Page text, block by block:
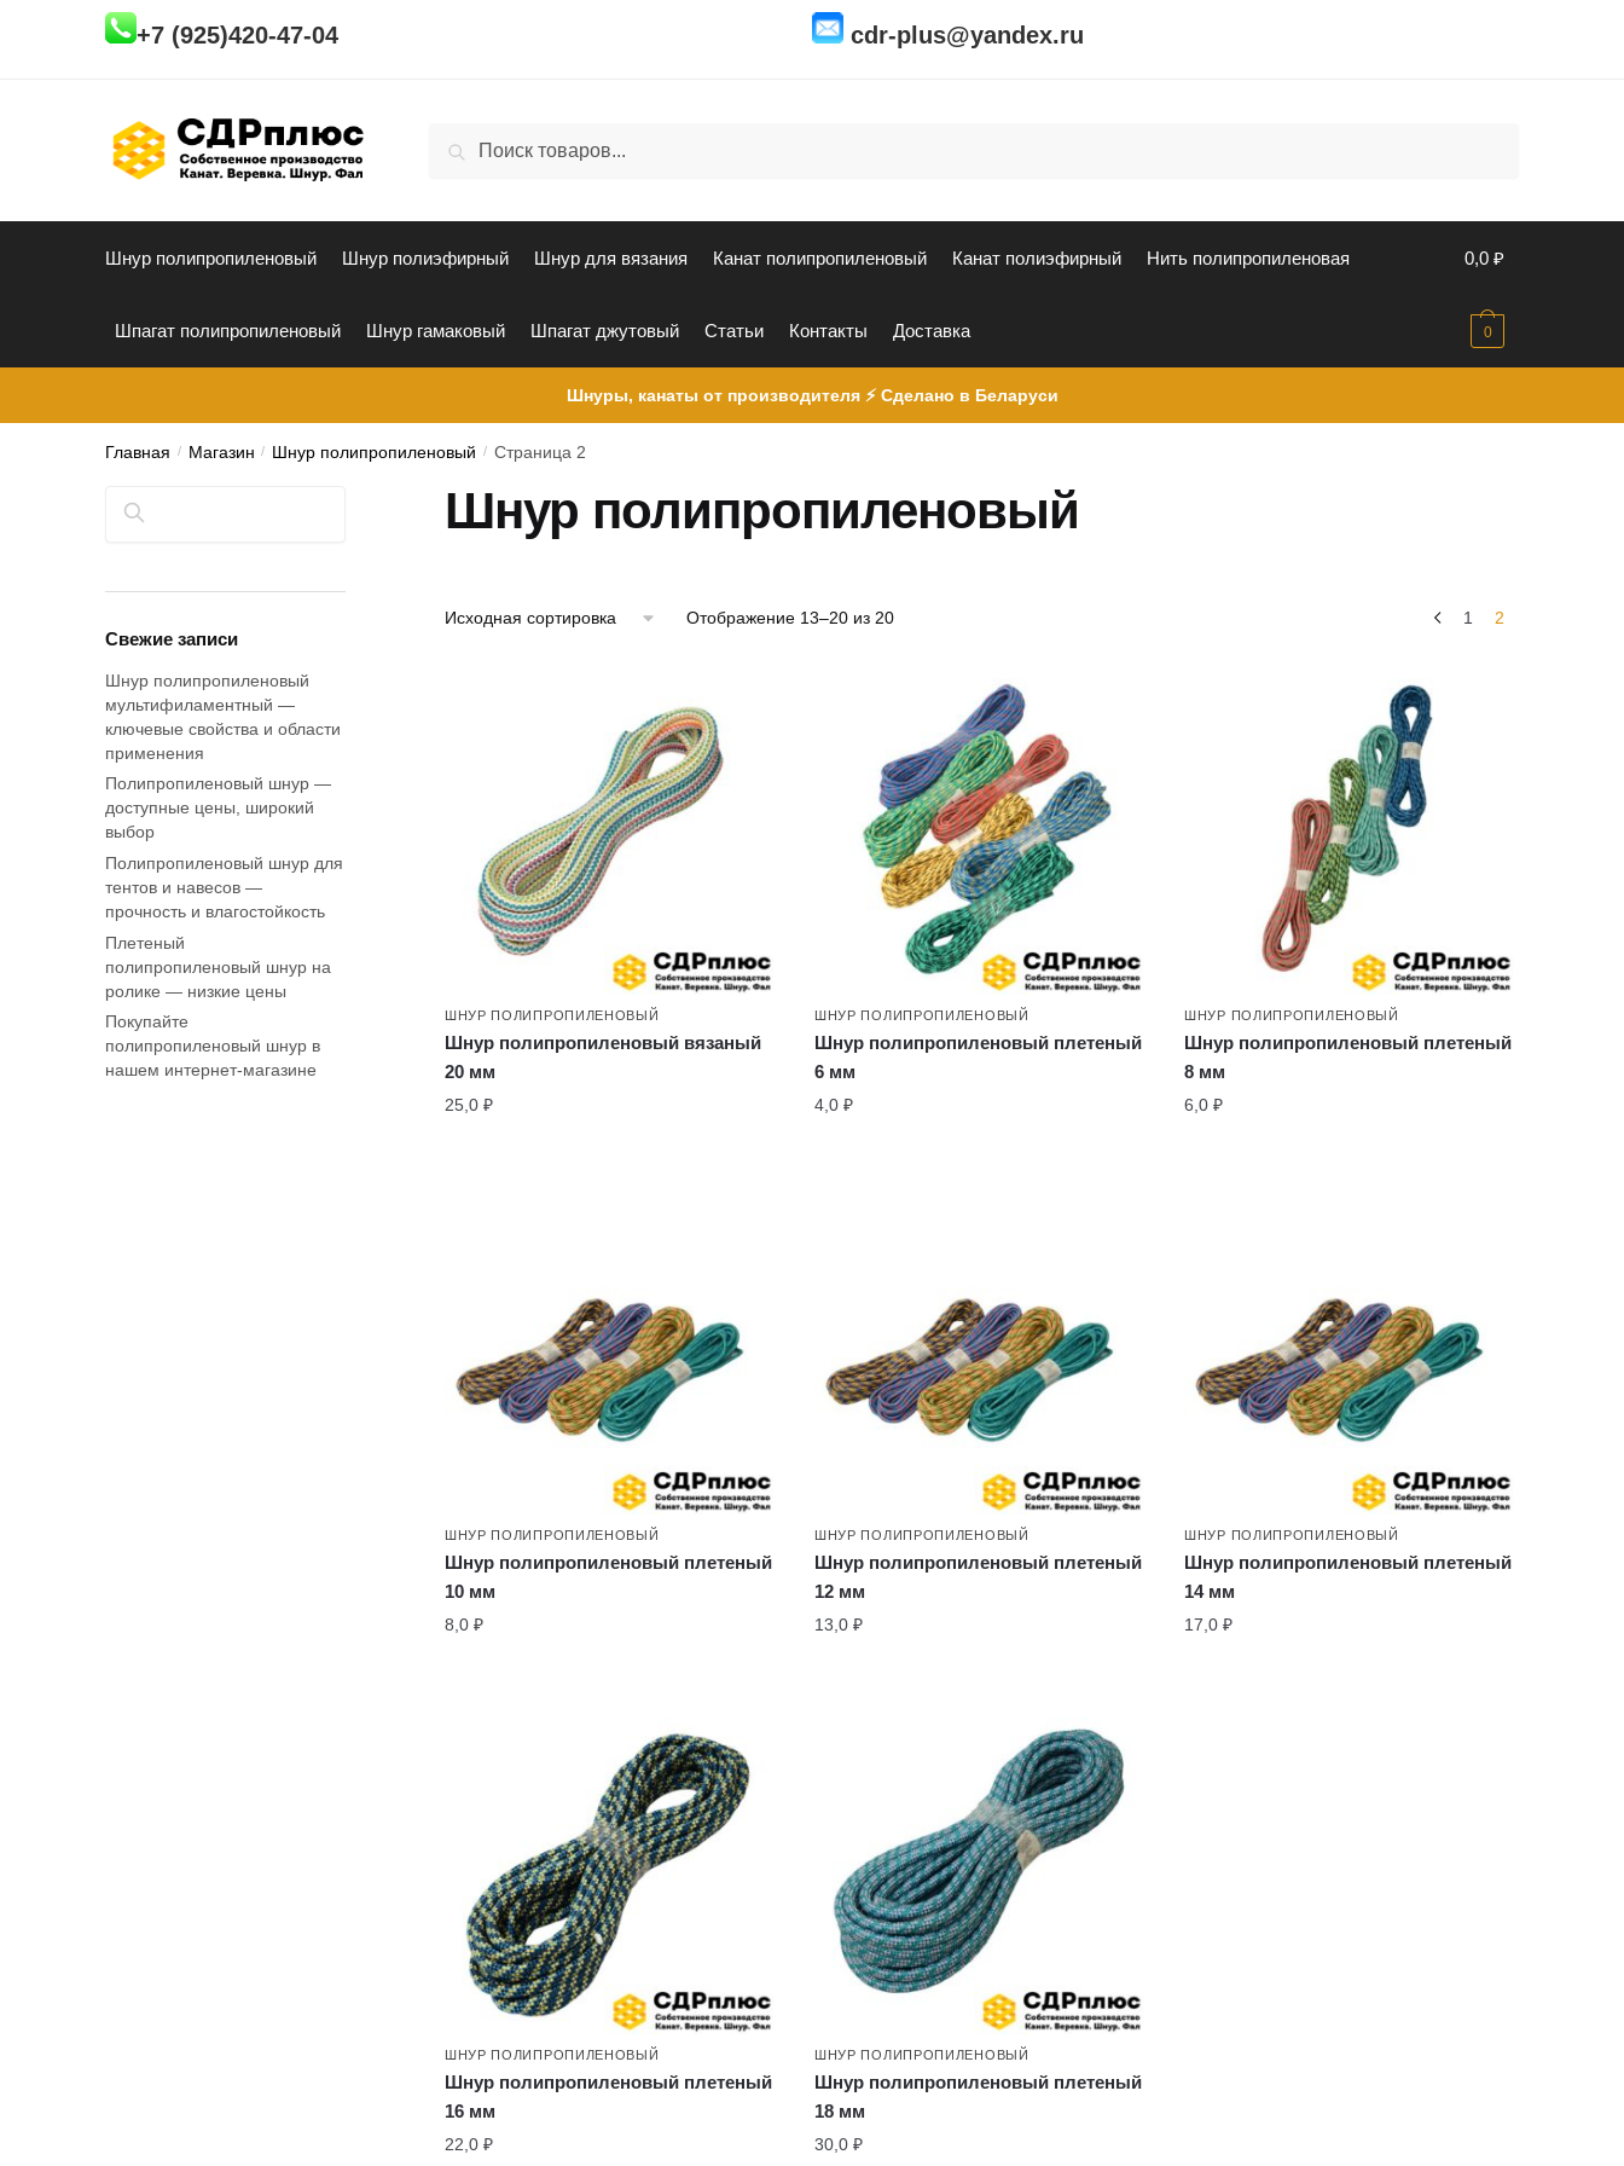
+7 (925)420-47-04 cdr-plus@yandex.ru
Поиск
Шнур полипропиленовый Шнур полиэфирный Шнур для вязания Канат полипропиленовый Канат полиэфирный Нить полипропиленовая
Шпагат полипропиленовый Шнур гамаковый Шпагат джутовый Статьи Контакты Доставка
0,0₽
0
Шнуры, канаты от производителя ⚡ Сделано в Беларуси
Главная / Магазин / Шнур полипропиленовый / Страница 2
Шнур полипропиленовый
Отображение 13–20 из 20 1 2
ШНУР ПОЛИПРОПИЛЕНОВЫЙ
Шнур полипропиленовый вязаный
20 мм
25,0 ₽
ШНУР ПОЛИПРОПИЛЕНОВЫЙ
Шнур полипропиленовый плетеный
6 мм
4,0 ₽
ШНУР ПОЛИПРОПИЛЕНОВЫЙ
Шнур полипропиленовый плетеный
8 мм
6,0₽
ШНУР ПОЛИПРОПИЛЕНОВЫЙ
Шнур полипропиленовый плетеный
10 мм
8,0 ₽
ШНУР ПОЛИПРОПИЛЕНОВЫЙ
Шнур полипропиленовый плетеный
12 мм
13,0 ₽
ШНУР ПОЛИПРОПИЛЕНОВЫЙ
Шнур полипропиленовый плетеный
14 мм
17,0₽
ШНУР ПОЛИПРОПИЛЕНОВЫЙ
Шнур полипропиленовый плетеный
16 мм
22,0 ₽
ШНУР ПОЛИПРОПИЛЕНОВЫЙ
Шнур полипропиленовый плетеный
18 мм
30,0 ₽
Поиск
Свежие записи
Шнур полипропиленовый
мультифиламентный —
ключевые свойства и области
применения
Полипропиленовый шнур —
доступные цены, широкий
выбор
Полипропиленовый шнур для
тентов и навесов —
прочность и влагостойкость
Плетеный
полипропиленовый шнур на
ролике — низкие цены
Покупайте
полипропиленовый шнур в
нашем интернет-магазине